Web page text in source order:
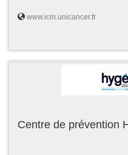
www.icm.unicancer.fr
Centre de prévention